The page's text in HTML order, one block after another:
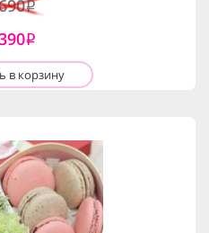
i
i
в корзину